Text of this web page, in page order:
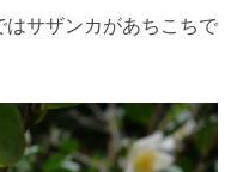
サザンカがあちこちで